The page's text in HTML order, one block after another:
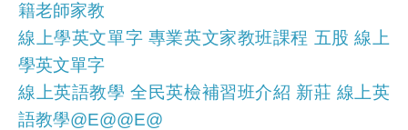
籍老師家教
線上學英文單字 專業英文家教班課程 五股 線上
學英文單字
線上英語教學 全民英檢補習班介紹 新莊 線上英
語教學@E@@E@